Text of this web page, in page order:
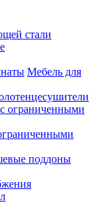
стали
Мебель для
поддоны